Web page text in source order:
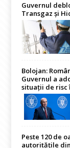
Guvernul
Transgaz și
Bolojan:
Guvernul a
situații de risc
Peste 120 de
autoritățile